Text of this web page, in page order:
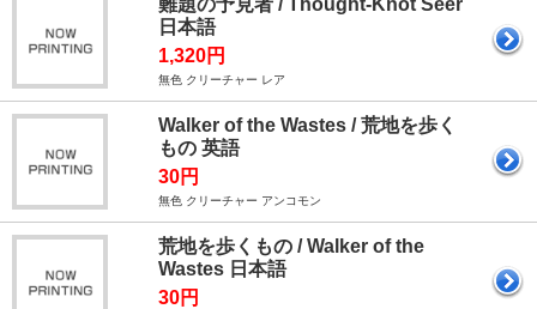
難題の予見者 / Thought-Knot Seer
日本語
1,320円
無色 クリーチャー レア
Walker of the Wastes / 荒地を歩く
もの 英語
30円
無色 クリーチャー アンコモン
荒地を歩くもの / Walker of the
Wastes 日本語
30円